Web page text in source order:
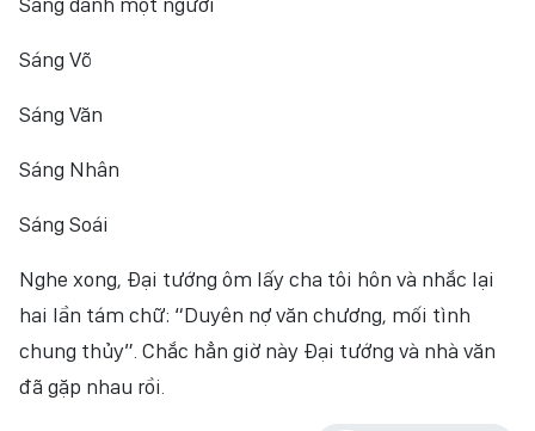
Sáng Võ
Sáng Văn
Sáng Nhân
Sáng Soái
Nghe xong, Đại tướng ôm lấy cha tôi hôn và nhắc lại
hai lần tám chữ: “Duyên nợ văn chương, mối tình
chung thủy”. Chắc hẳn giờ này Đại tướng và nhà văn
đã gặp nhau rồi.